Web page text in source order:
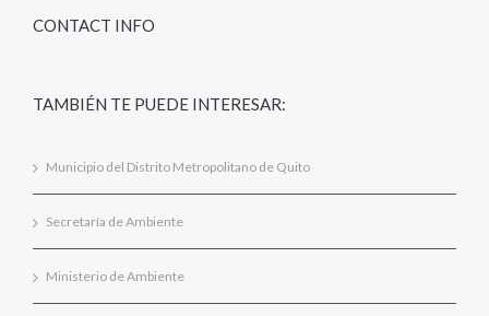
CONTACT INFO
TAMBIÉN TE PUEDE INTERESAR:
Municipio del Distrito Metropolitano de Quito
Secretaría de Ambiente
Ministerio de Ambiente